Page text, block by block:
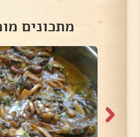
מתכונים